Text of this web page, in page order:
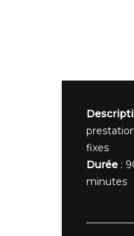
fixes
Durée:
minutes